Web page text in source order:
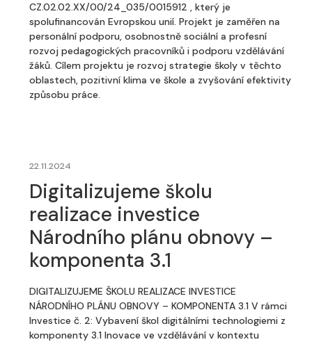
CZ.02.02.XX/00/24_035/0015912 , který je
spolufinancován Evropskou unií. Projekt je zaměřen na
personální podporu, osobnostně sociální a profesní
rozvoj pedagogických pracovníků i podporu vzdělávání
žáků. Cílem projektu je rozvoj strategie školy v těchto
oblastech, pozitivní klima ve škole a zvyšování efektivity
způsobu práce.
22.11.2024
Digitalizujeme školu
realizace investice
Národního plánu obnovy –
komponenta 3.1
DIGITALIZUJEME ŠKOLU REALIZACE INVESTICE
NÁRODNÍHO PLÁNU OBNOVY – KOMPONENTA 3.1 V rámci
Investice č. 2: Vybavení škol digitálními technologiemi z
komponenty 3.1 Inovace ve vzdělávání v kontextu